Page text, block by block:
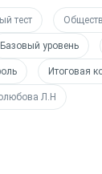
тест
Базовый уровень
Итоговая
Л.Н